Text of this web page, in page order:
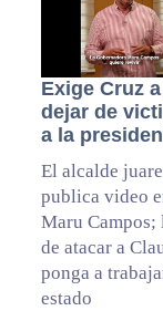
Exige Cruz
dejar de
a la
El alcalde
publica video
Maru Campos;
de atacar a
ponga a
estado